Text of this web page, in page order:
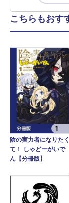
こちらもおす
陰の実力者になりたく
て！ しゃどーがいで
ん【分冊版】